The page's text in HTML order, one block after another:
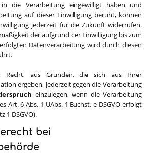
in die Verarbeitung eingewilligt haben und
auf dieser Einwilligung beruht, können
jederzeit für die Zukunft widerrufen.
der aufgrund der Einwilligung bis zum
Datenverarbeitung wird durch diesen
Recht, aus Gründen, die sich aus Ihrer
ergeben, jederzeit gegen die Verarbeitung
einzulegen, wenn die Verarbeitung
Art. 6 Abs. 1 UAbs. 1 Buchst. e DSGVO erfolgt
1 DSGVO).
bei